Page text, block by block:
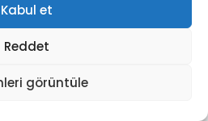
Kabul et
Reddet
görüntüle